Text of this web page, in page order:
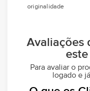
originalidade
Avaliações
Para avaliar o
logado e